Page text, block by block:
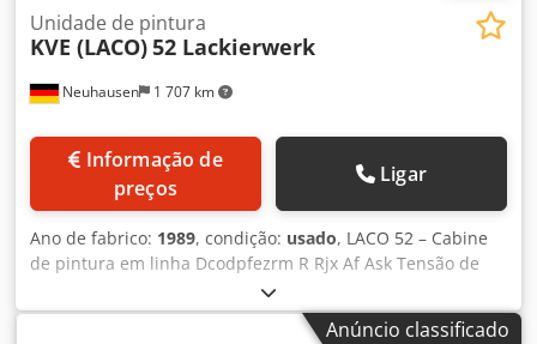
Neuhausen 1 707 km
Unidade de pintura
KVE (LACO)52 Lackierwerk
preços
Ligar
Ano de fabrico: 1989, condição: usado, LACO 52 – Cabine
de pintura em linha Dcodpfezrm R Rjx Af Ask Tensão de
alimentação: 220 V Peso: 84 kg Capacidade do depósito de
tinta: 3,5 litros
Anúncio classificado